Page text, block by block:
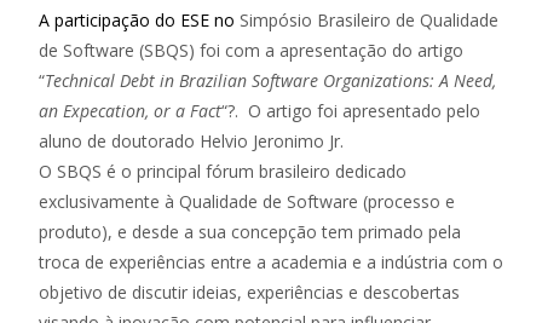
A participação do ESE no Simpósio Brasileiro de Qualidade
de Software (SBQS) foi com a apresentação do artigo
“Technical Debt in Brazilian Software Organizations: A Need,
an Expecation, or a Fact“?. O artigo foi apresentado pelo
aluno de doutorado Helvio Jeronimo Jr.
O SBQS é o principal fórum brasileiro dedicado
exclusivamente à Qualidade de Software (processo e
produto), e desde a sua concepção tem primado pela
troca de experiências entre a academia e a indústria com o
objetivo de discutir ideias, experiências e descobertas